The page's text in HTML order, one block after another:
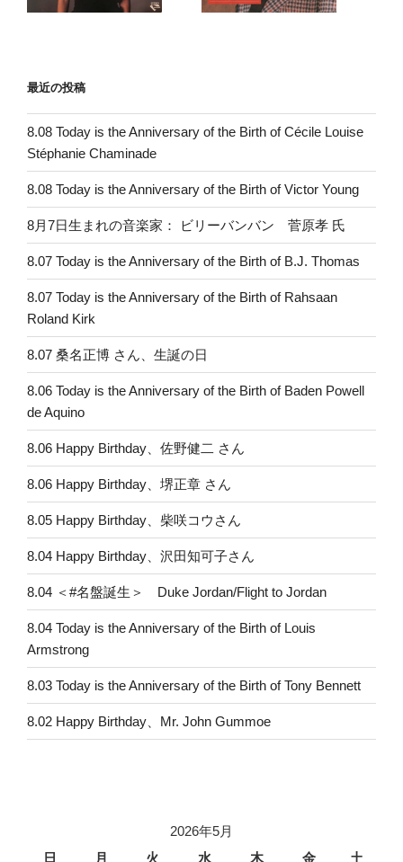
最近の投稿
8.08 Today is the Anniversary of the Birth of Cécile Louise
Stéphanie Chaminade
8.08 Today is the Anniversary of the Birth of Victor Young
8月7日生まれの音楽家： ビリーバンバン 菅原孝 氏
8.07 Today is the Anniversary of the Birth of B.J. Thomas
8.07 Today is the Anniversary of the Birth of Rahsaan
Roland Kirk
8.07 桑名正博 さん、生誕の日
8.06 Today is the Anniversary of the Birth of Baden Powell
de Aquino
8.06 Happy Birthday、佐野健二 さん
8.06 Happy Birthday、堺正章 さん
8.05 Happy Birthday、柴咲コウさん
8.04 Happy Birthday、沢田知可子さん
8.04 ＜#名盤誕生＞ Duke Jordan/Flight to Jordan
8.04 Today is the Anniversary of the Birth of Louis
Armstrong
8.03 Today is the Anniversary of the Birth of Tony Bennett
8.02 Happy Birthday、Mr. John Gummoe
2026年5月
日
月 火 水 木 金 土